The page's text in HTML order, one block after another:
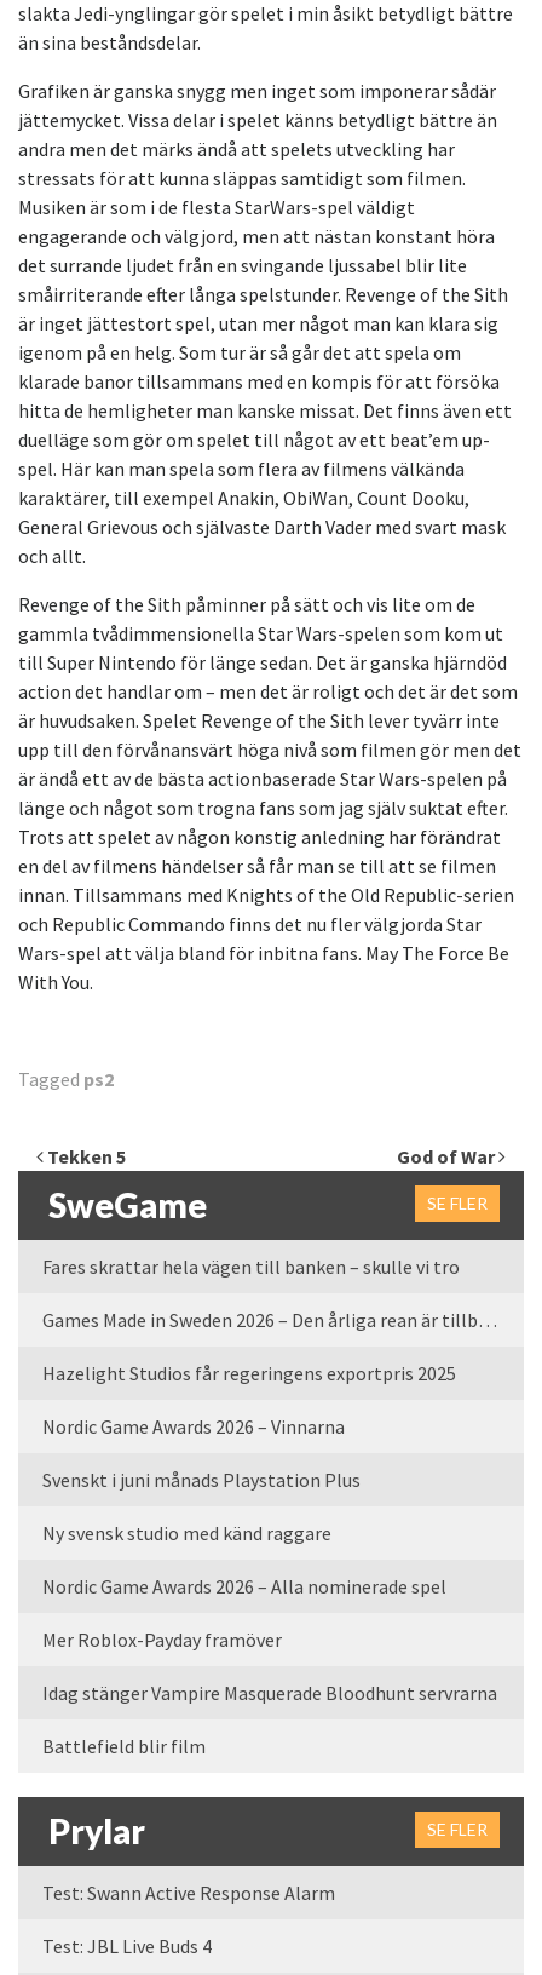
slakta Jedi-ynglingar gör spelet i min åsikt betydligt bättre
än sina beståndsdelar.
Grafiken är ganska snygg men inget som imponerar sådär
jättemycket. Vissa delar i spelet känns betydligt bättre än
andra men det märks ändå att spelets utveckling har
stressats för att kunna släppas samtidigt som filmen.
Musiken är som i de flesta StarWars-spel väldigt
engagerande och välgjord, men att nästan konstant höra
det surrande ljudet från en svingande ljussabel blir lite
småirriterande efter långa spelstunder. Revenge of the Sith
är inget jättestort spel, utan mer något man kan klara sig
igenom på en helg. Som tur är så går det att spela om
klarade banor tillsammans med en kompis för att försöka
hitta de hemligheter man kanske missat. Det finns även ett
duelläge som gör om spelet till något av ett beat’em up-
spel. Här kan man spela som flera av filmens välkända
karaktärer, till exempel Anakin, ObiWan, Count Dooku,
General Grievous och självaste Darth Vader med svart mask
och allt.
Revenge of the Sith påminner på sätt och vis lite om de
gammla tvådimmensionella Star Wars-spelen som kom ut
till Super Nintendo för länge sedan. Det är ganska hjärndöd
action det handlar om – men det är roligt och det är det som
är huvudsaken. Spelet Revenge of the Sith lever tyvärr inte
upp till den förvånansvärt höga nivå som filmen gör men det
är ändå ett av de bästa actionbaserade Star Wars-spelen på
länge och något som trogna fans som jag själv suktat efter.
Trots att spelet av någon konstig anledning har förändrat
en del av filmens händelser så får man se till att se filmen
innan. Tillsammans med Knights of the Old Republic-serien
och Republic Commando finns det nu fler välgjorda Star
Wars-spel att välja bland för inbitna fans. May The Force Be
With You.
Tagged ps2
Inläggsnavigering
Tekken 5 God of War
SweGame SE FLER
Fares skrattar hela vägen till banken – skulle vi tro
Games Made in Sweden 2026 – Den årliga rean är tillbaka
Hazelight Studios får regeringens exportpris 2025
Nordic Game Awards 2026 – Vinnarna
Svenskt i juni månads Playstation Plus
Ny svensk studio med känd raggare
Nordic Game Awards 2026 – Alla nominerade spel
Mer Roblox-Payday framöver
Idag stänger Vampire Masquerade Bloodhunt servrarna
Battlefield blir film
Prylar SE FLER
Test: Swann Active Response Alarm
Test: JBL Live Buds 4